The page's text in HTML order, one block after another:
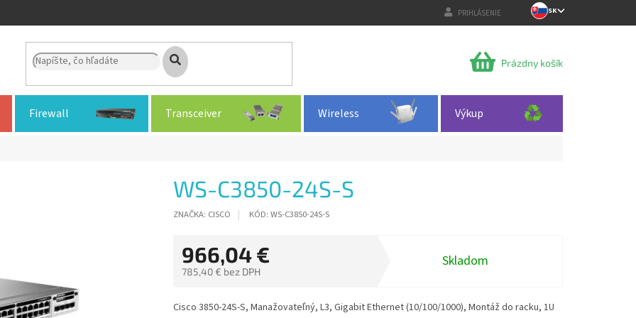
PRIHLÁSENIE SK
NÁKUPNÝ
Prázdny košík
Firewall Transceiver Wireless Výkup
WS-C3850-24S-S
ZNAČKA: CISCO KÓD: WS-C3850-24S-S
966,04 €
785,40 € bez DPH
cena:
Skladom
Cisco 3850-24S-S, Manažovateľný, L3, Gigabit Ethernet (10/100/1000), Montáž do racku, 1U